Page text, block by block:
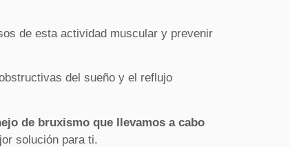
de esta actividad muscular y prevenir
del sueño y el reflujo
de bruxismo que llevamos a cabo
solución para ti.